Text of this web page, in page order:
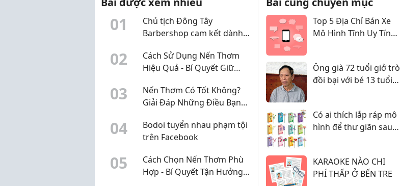
01
Chủ tịch Đông Tây
Barbershop cam kết dành
ủng hộ 3 tỷ đồng cho Hội
Chữ thập đỏ TP.HCM
02
Cách Sử Dụng Nến Thơm
Hiệu Quả - Bí Quyết Giữ
Trọn Vẹn
03
Nến Thơm Có Tốt Không?
Giải Đáp Những Điều Bạn
04
Bodoi tuyển nhau phạm tội
trên Facebook
05
Cách Chọn Nến Thơm Phù
Hợp - Bí Quyết Tận Hưởng
Top 5 Địa Chỉ Bán Xe
Mô Hình Tĩnh Uy Tín
Ông già 72 tuổi giở trò
đồi bại với bé 13 tuổi
Có ai thích lắp ráp mô
hình để thư giãn sau
KARAOKE NÀO CHI
PHÍ THẤP Ở BẾN TRE